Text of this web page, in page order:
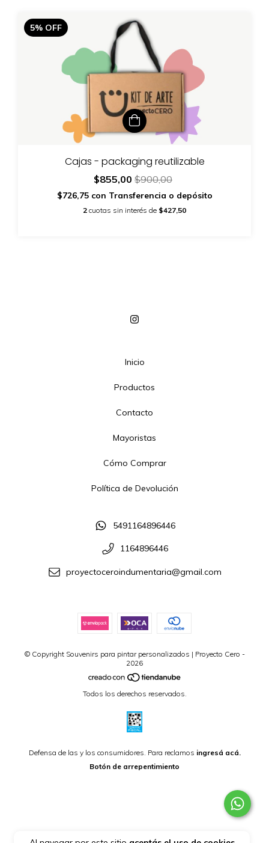
5% OFF
Cajas - packaging reutilizable
$855,00 $900,00
$726,75 con Transferencia o depósito
2 cuotas sin interés de $427,50
Inicio
Productos
Contacto
Mayoristas
Cómo Comprar
Política de Devolución
5491164896446
1164896446
proyectoceroindumentaria@gmail.com
© Copyright Souvenirs para pintar personalizados | Proyecto Cero -
2026
Todos los derechos reservados.
Defensa de las y los consumidores. Para reclamos ingresá acá.
Botón de arrepentimiento